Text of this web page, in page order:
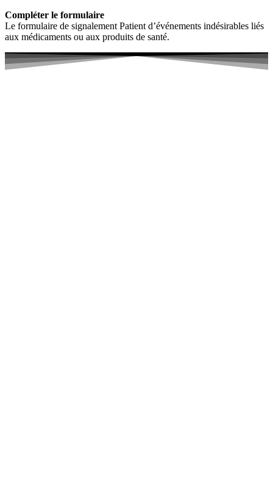
Compléter le formulaire
Le formulaire de signalement Patient d’événements indésirables liés
aux médicaments ou aux produits de santé.